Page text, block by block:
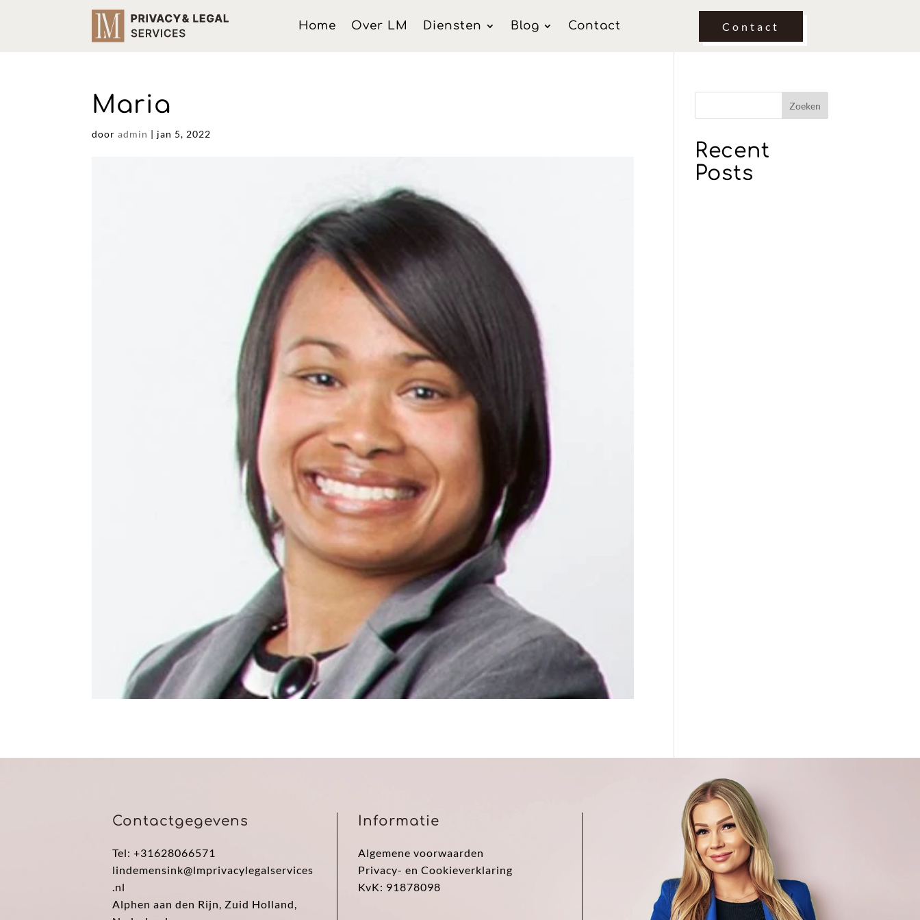
Home Over LM Diensten Blog Contact Contact
Maria
dooradmin | jan 5, 2022
Zoeken
Recent
Posts
Contactgegevens
Tel: +31628066571
lindemensink@lmprivacylegalservices
.nl
Alphen aan den Rijn, Zuid Holland,
Informatie
Algemene voorwaarden
Privacy- en Cookieverklaring
KvK: 91878098